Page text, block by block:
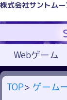
株式会社サントム
Webゲーム
TOP> ゲーム